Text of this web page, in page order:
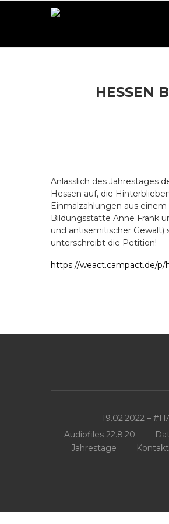
HESSEN
Anlässlich des Jahrestages
Hessen auf, die
Einmalzahlungen aus
Bildungsstätte Anne Frank
und antisemitischer
unterschreibt die Petition!
https://weact.campact.de/p/
19.02.2022 –
Audiofiles 22.8.20
Jahrestage
Kontakt